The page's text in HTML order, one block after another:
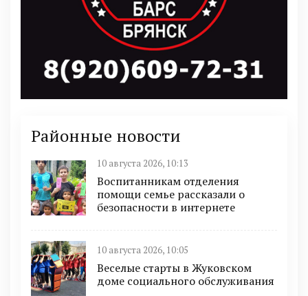
Районные новости
10 августа 2026, 10:13
Воспитанникам отделения
помощи семье рассказали о
безопасности в интернете
10 августа 2026, 10:05
Веселые старты в Жуковском
доме социального обслуживания